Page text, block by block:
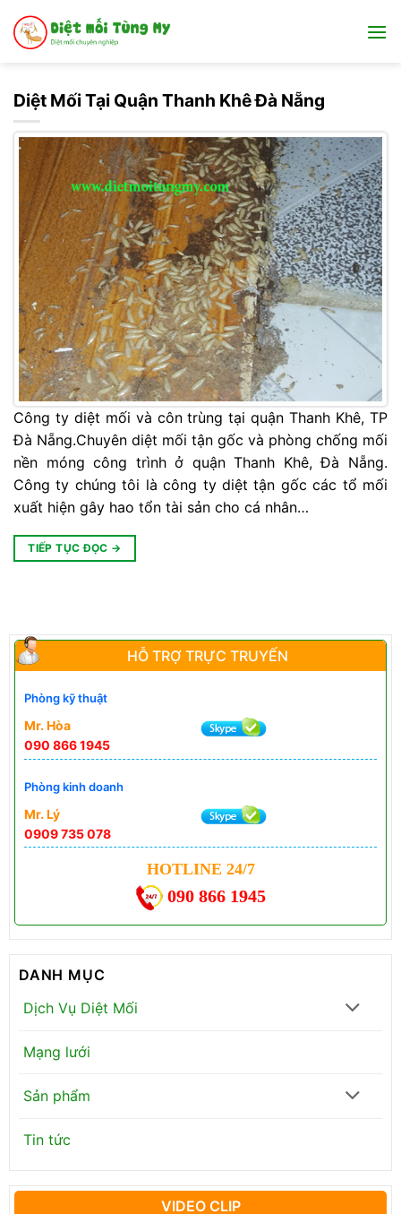
qua
HỖ TRỢ TRỰC TRUYẾN
Phòng kỹ thuật
Mr. Hòa
090 866 1945
Phòng kinh doanh
Mr. Lý
0909 735 078
HOTLINE 24/7
090 866 1945
DANH MỤC
Dịch Vụ Diệt Mối
Mạng lưới
Sản phẩm
Tin tức
VIDEO CLIP
Diệt Mối Tại Quận Thanh Khê Đà Nẵng
Công ty diệt mối và côn trùng tại quận Thanh Khê, TP
Đà Nẵng.Chuyên diệt mối tận gốc và phòng chống mối
nền móng công trình ở quận Thanh Khê, Đà Nẵng.
Công ty chúng tôi là công ty diệt tận gốc các tổ mối
xuất hiện gây hao tổn tài sản cho cá nhân…
TIẾP TỤC ĐỌC →